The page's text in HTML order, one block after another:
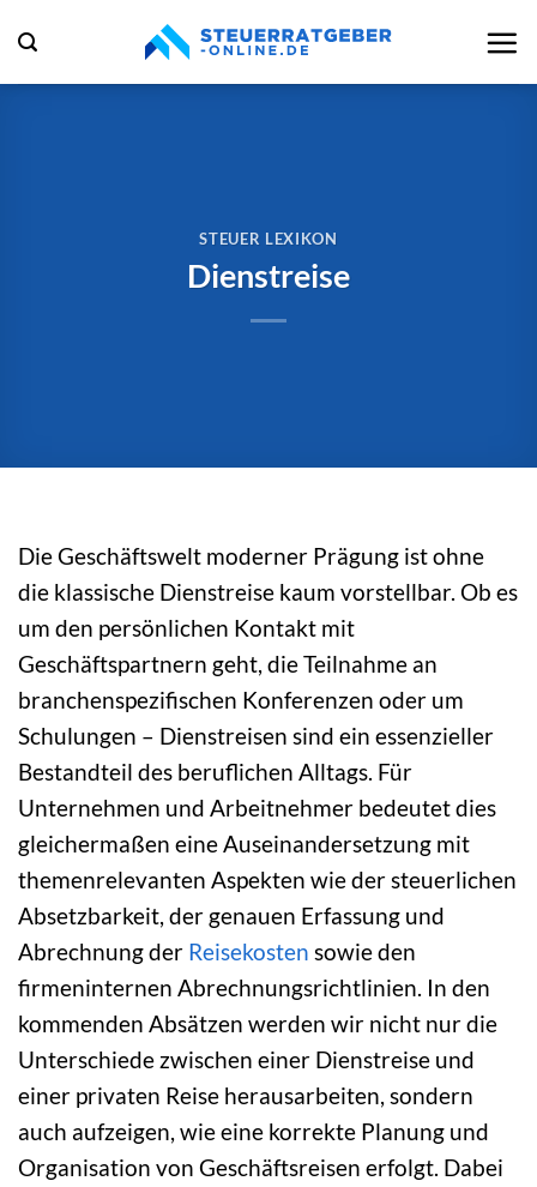
Inhalt
springen
STEUER LEXIKON
Dienstreise
Die Geschäftswelt moderner Prägung ist ohne
die klassische Dienstreise kaum vorstellbar. Ob es
um den persönlichen Kontakt mit
Geschäftspartnern geht, die Teilnahme an
branchenspezifischen Konferenzen oder um
Schulungen – Dienstreisen sind ein essenzieller
Bestandteil des beruflichen Alltags. Für
Unternehmen und Arbeitnehmer bedeutet dies
gleichermaßen eine Auseinandersetzung mit
themenrelevanten Aspekten wie der steuerlichen
Absetzbarkeit, der genauen Erfassung und
Abrechnung der Reisekosten sowie den
firmeninternen Abrechnungsrichtlinien. In den
kommenden Absätzen werden wir nicht nur die
Unterschiede zwischen einer Dienstreise und
einer privaten Reise herausarbeiten, sondern
auch aufzeigen, wie eine korrekte Planung und
Organisation von Geschäftsreisen erfolgt. Dabei